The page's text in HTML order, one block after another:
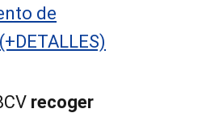
de
recoger